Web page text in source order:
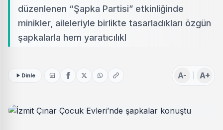
düzenlenen “Şapka Partisi” etkinliğinde
minikler, aileleriyle birlikte tasarladıkları özgün
şapkalarla hem yaratıcılıkl
Dinle A- A+